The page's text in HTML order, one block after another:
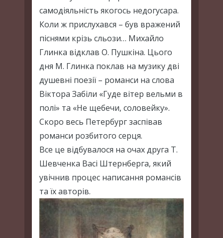
самодіяльність якогось недогусара.
Коли ж прислухався – був вражений
піснями крізь сльози… Михайло
Глинка відклав О. Пушкіна. Цього
дня М. Глинка поклав на музику дві
душевні поезії – романси на слова
Віктора Забіли «Гуде вітер вельми в
полі» та «Не щебечи, соловейку».
Скоро весь Петербург заспівав
романси розбитого серця.
Все це відбувалося на очах друга Т.
Шевченка Васі Штернберга, який
увічнив процес написання романсів
та їх авторів.